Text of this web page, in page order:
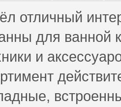
отличный
для ванной
и